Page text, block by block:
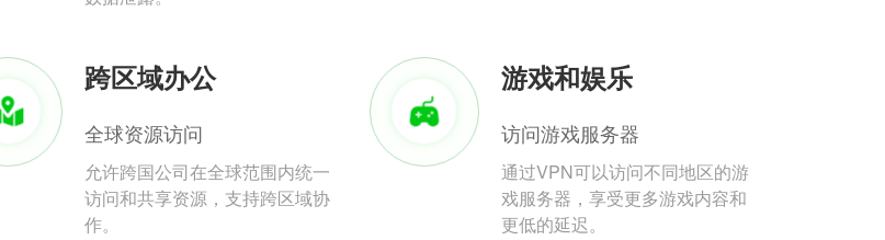
跨区域办公
全球资源访问
允许跨国公司在全球范围内统一
访问和共享资源，支持跨区域协
作。
游戏和娱乐
访问游戏服务器
通过VPN可以访问不同地区的游
戏服务器，享受更多游戏内容和
更低的延迟。